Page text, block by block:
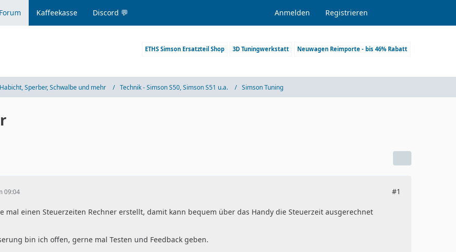
Kaffeekasse Discord 💬 Anmelden Registrieren
ETHS Simson Ersatzteil Shop 3D Tuningwerkstatt Neuwagen Reimporte - bis 46% Rabatt
Sperber, Schwalbe und mehr Technik - Simson S50, Simson S51 u.a. Simson Tuning
09:04 #1
mal einen Steuerzeiten Rechner erstellt, damit kann bequem über das Handy die Steuerzeit ausgerechnet
bin ich offen, gerne mal Testen und Feedback geben.